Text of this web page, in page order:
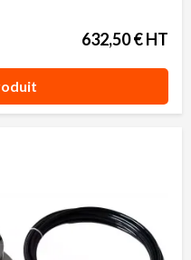
632,50 € HT